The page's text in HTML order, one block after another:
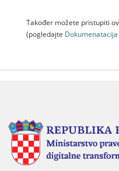
Također možete pristupiti
(pogledajte Dokumenаtаcijа